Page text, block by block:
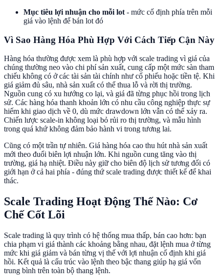
Mục tiêu lợi nhuận cho mỗi lot - mức cố định phía trên mỗi
giá vào lệnh để bán lot đó
Vì Sao Hàng Hóa Phù Hợp Với Cách Tiếp Cận Này
Hàng hóa thường được xem là phù hợp với scale trading vì giá của
chúng thường neo vào chi phí sản xuất, cung cấp một mức sàn tham
chiếu không có ở các tài sản tài chính như cổ phiếu hoặc tiền tệ. Khi
giá giảm đủ sâu, nhà sản xuất có thể thua lỗ và rời thị trường.
Nguồn cung có xu hướng co lại, và giá đã từng phục hồi trong lịch
sử. Các hàng hóa thanh khoản lớn có nhu cầu công nghiệp thực sự
hiếm khi giao dịch về 0, dù mức drawdown lớn vẫn có thể xảy ra.
Chiến lược scale-in không loại bỏ rủi ro thị trường, và mẫu hình
trong quá khứ không đảm bảo hành vi trong tương lai.
Cũng có một trần tự nhiên. Giá hàng hóa cao thu hút nhà sản xuất
mới theo đuổi biên lợi nhuận lớn. Khi nguồn cung tăng vào thị
trường, giá hạ nhiệt. Điều này giữ cho biên độ lịch sử tương đối có
giới hạn ở cả hai phía - đúng thứ scale trading được thiết kế để khai
thác.
Scale Trading Hoạt Động Thế Nào: Cơ
Chế Cốt Lõi
Scale trading là quy trình có hệ thống mua thấp, bán cao hơn: bạn
chia phạm vi giá thành các khoảng bằng nhau, đặt lệnh mua ở từng
mức khi giá giảm và bán từng vị thế với lợi nhuận cố định khi giá
hồi. Kết quả là cấu trúc vào lệnh theo bậc thang giúp hạ giá vốn
trung bình trên toàn bộ thang lệnh.